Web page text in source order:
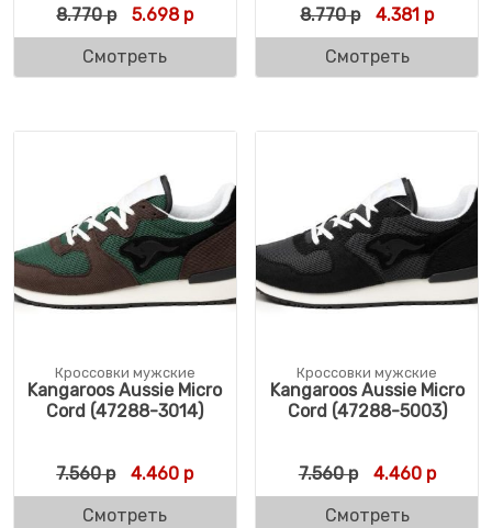
8.770р Первоначальная цена составляла 8.770 р.
5.698рТекущая цена: 5.698 р.
Смотреть
8.770р 4.381 р
Смотреть
Кроссовки мужские
Kangaroos Aussie Micro
Cord (47288-3014)
7.560р Первоначальная цена составляла 7.560 р.
4.460 рТекущая цена: 4.460 р.
Смотреть
Кроссовки мужские
Kangaroos Aussie Micro
Cord (47288-5003)
7.560р 4.460р
Смотреть